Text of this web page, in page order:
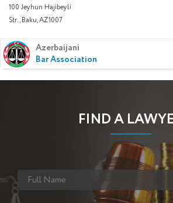
100 Jeyhun Hajibeyli
Str., Baku, AZ1007
Azerbaijani
Bar Association
FIND A